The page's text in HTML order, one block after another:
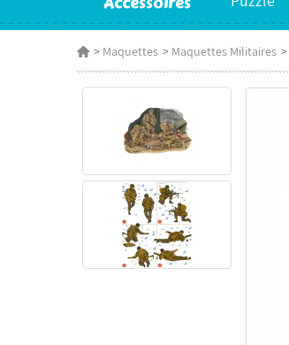
> Maquettes > Maquettes Militaires >